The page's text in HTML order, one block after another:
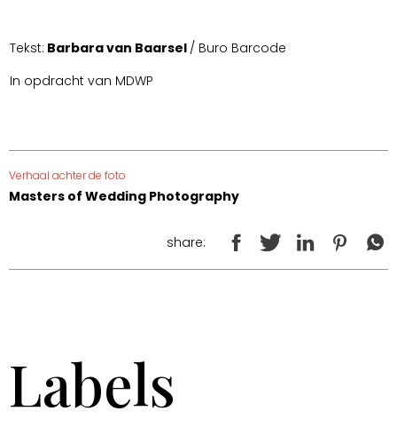
Tekst: Barbara van Baarsel / Buro Barcode
In opdracht van MDWP
Verhaal achter de foto
Masters of Wedding Photography
share:
Labels